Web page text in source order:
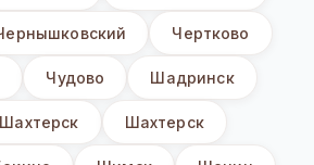
Чертково
Чудово Шадринск
Шахтерск Шахтерск